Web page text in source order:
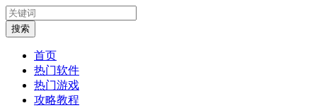
首页
热门软件
热门游戏
攻略教程